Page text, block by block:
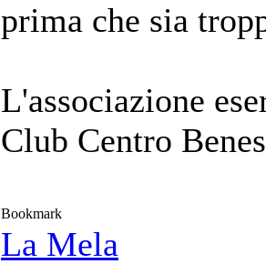
prima che sia
L'associazione
Club Centro
Bookmark
La Mela